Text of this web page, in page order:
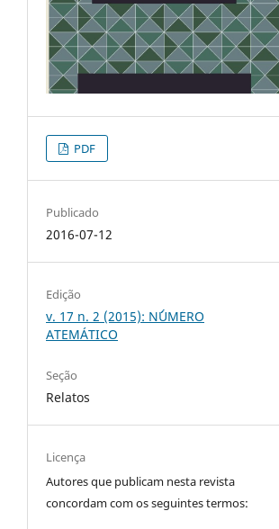
PDF
Publicado
2016-07-12
Edição
v. 17 n. 2 (2015): N´´ÚMERO
ATEMÁTICO
Seção
Relatos
Licença
Autores que publicam nesta revista
concordam com os seguintes termos: